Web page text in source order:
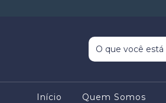
Início Quem Somos